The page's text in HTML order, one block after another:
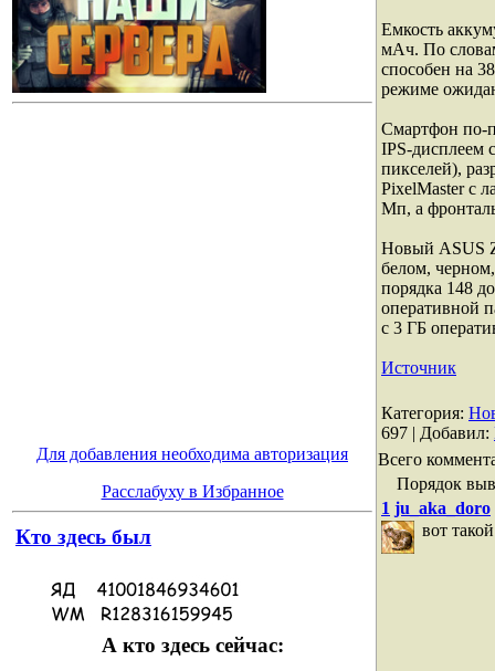
Для добавления необходима авторизация
Расслабуху в Избранное
Кто здесь был
А кто здесь сейчас:
Емкость
мАч. По
способен на
режиме
Смартфон по-
IPS-дисплеем
пикселей),
PixelMaster с
Мп, а
Новый ASUS
белом,
порядка 148
оперативной
с 3 ГБ
Источник
Категория:
697 | Добавил:
Всего
Порядок
1 ju_aka_doro
вот